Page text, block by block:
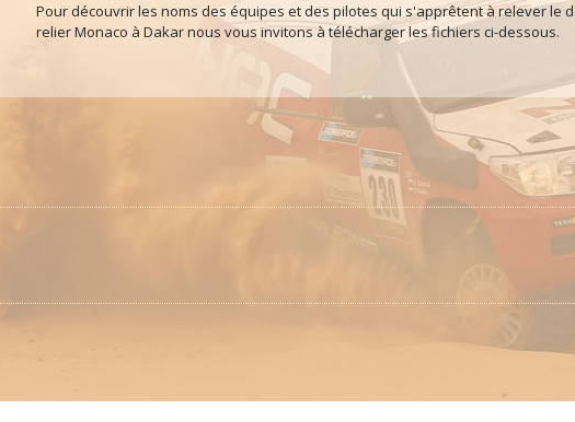
Pour découvrir les noms des équipes et des pilotes qui s'apprêtent à relever le
relier Monaco à Dakar nous vous invitons à télécharger les fichiers ci-dessous.